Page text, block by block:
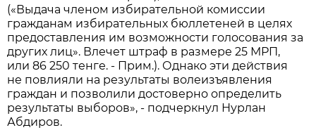
(«Выдача членом избирательной комиссии
гражданам избирательных бюллетеней в целях
предоставления им возможности голосования за
других лиц». Влечет штраф в размере 25 МРП,
или 86 250 тенге. - Прим.). Однако эти действия
не повлияли на результаты волеизъявления
граждан и позволили достоверно определить
результаты выборов», - подчеркнул Нурлан
Абдиров.